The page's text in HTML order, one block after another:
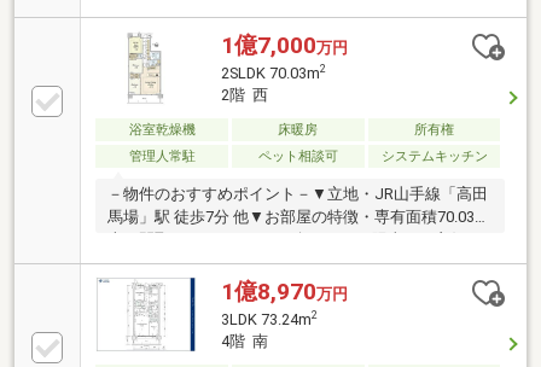
トルーム・プライベートゲストルームも完備・全国初
学童保育サービス 『親切、丁寧、しっかりした仕
事』をモットーに、お客様に寄り添ったご提案をさせ
ていただきます。
1億7,000万円
2SLDK 70.03m2
2階 西
浴室乾燥機 床暖房
所有権
管理人常駐
ペット相談可 システムキッチン
－物件のおすすめポイント－▼立地・JR山手線「高田
馬場」駅 徒歩7分 他▼お部屋の特徴・専有面積70.03平
生活用品が徒歩圏内で揃う住環境▼設備・床暖房
(LD・約6帖洋室部分)・食洗機・ディスポーザー・浴室
乾燥機・宅配ボックス・ハンズフリーキー■ ご希望の
住まい探しをお手伝いします ━━━━━・・・物件の
詳細・ご相談はお気軽にお問い合わせください。
1億8,970万円
3LDK 73.24m2
4階 南